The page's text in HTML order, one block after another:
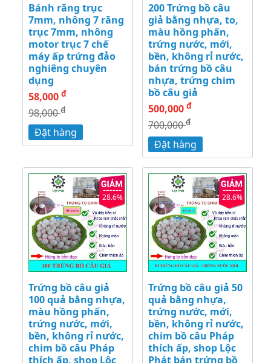
Bánh răng trục
7mm, nhông 7 răng
trục 7mm, nhông
motor trục 7 chế
máy ấp trứng đảo
nghiêng chuyên
dụng
58,000 đ
98,000đ
Đặt hàng
200 Trứng bồ câu
giả bằng nhựa, to,
màu hồng phấn,
trứng nước, mới,
bền, không rỉ nước,
bán trứng bồ câu
nhựa, trứng chim
bồ câu giả
500,000 đ
700,000đ
Đặt hàng
28.6%
Trứng bồ câu giả
100 quả bằng nhựa,
màu hồng phấn,
trứng nước, mới,
bền, không rỉ nước,
chim bồ câu Pháp
thích ấp, shop Lộc
28.6%
Trứng bồ câu giả 50
quả bằng nhựa,
trứng nước, mới,
bền, không rỉ nước,
chim bồ câu Pháp
thích ấp, shop Lộc
Phát bán trứng bồ